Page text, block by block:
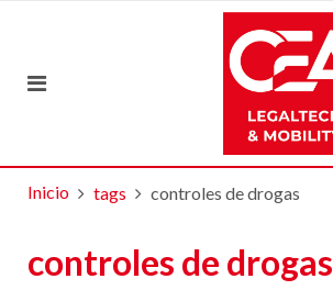
Inicio tags controles de drogas
controles de drogas